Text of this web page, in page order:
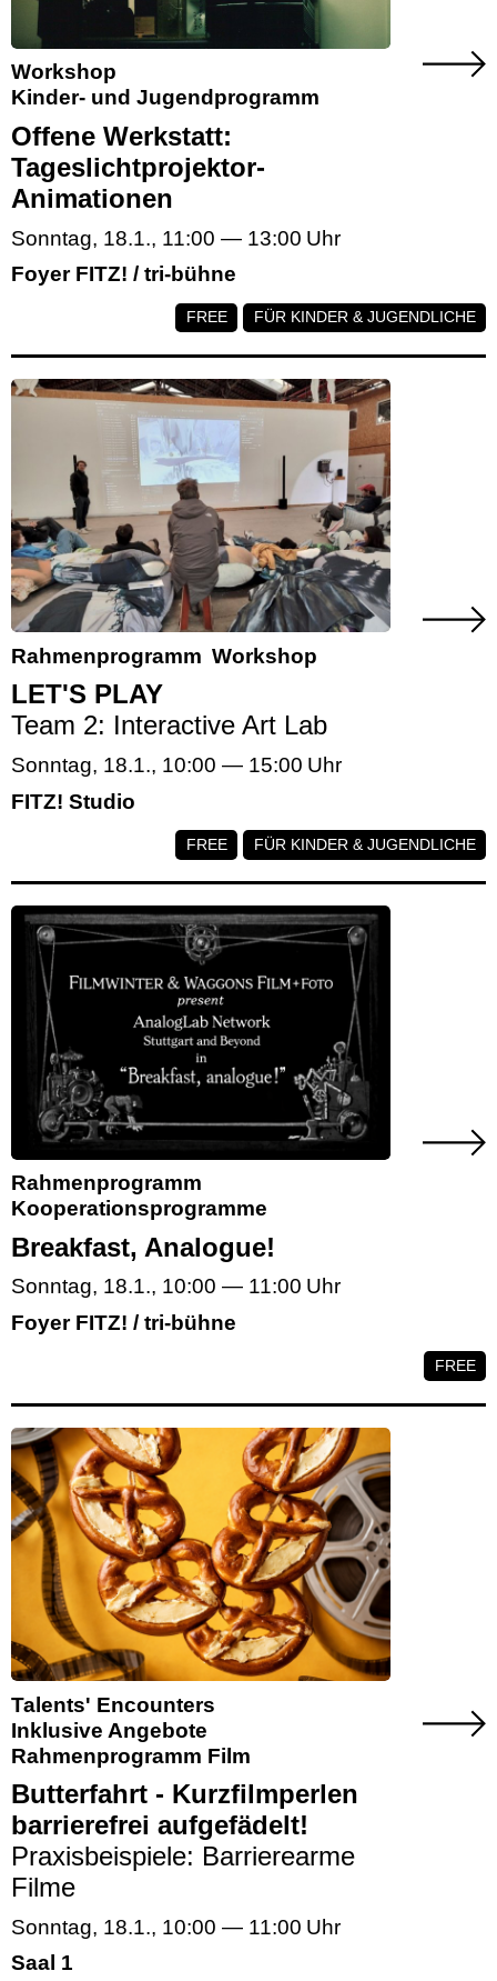
Workshop
Kinder- und Jugendprogramm
Offene Werkstatt:
Tageslichtprojektor-
Animationen
Sonntag, 18.1., 11:00 — 13:00
Foyer FITZ! / tri-bühne
FREE FÜR KINDER & JUGENDLICHE
Rahmenprogramm Workshop
LET'S PLAY
Team 2: Interactive Art Lab
Sonntag, 18.1., 10:00 — 15:00
FITZ! Studio
FREE FÜR KINDER & JUGENDLICHE
Rahmenprogramm
Kooperationsprogramme
Breakfast, Analogue!
Sonntag, 18.1., 10:00 — 11:00
Foyer FITZ! / tri-bühne
FREE
Talents' Encounters
Inklusive Angebote
Rahmenprogramm Film
Butterfahrt - Kurzfilmperlen
barrierefrei aufgefädelt!
Praxisbeispiele: Barrierearme
Filme
Sonntag, 18.1., 10:00 — 11:00
Saal 1